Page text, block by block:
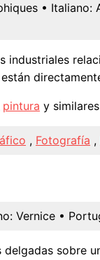
• Italiano:
industriales
pintura y
, Fotografía ,
Vernice •
sobre